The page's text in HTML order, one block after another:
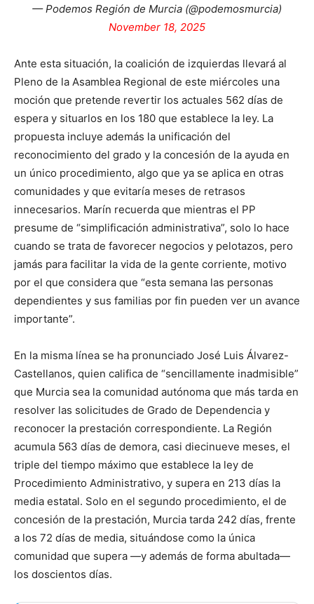
— Podemos Región de Murcia (@podemosmurcia)
November 18, 2025
Ante esta situación, la coalición de izquierdas llevará al
Pleno de la Asamblea Regional de este miércoles una
moción que pretende revertir los actuales 562 días de
espera y situarlos en los 180 que establece la ley. La
propuesta incluye además la unificación del
reconocimiento del grado y la concesión de la ayuda en
un único procedimiento, algo que ya se aplica en otras
comunidades y que evitaría meses de retrasos
innecesarios. Marín recuerda que mientras el PP
presume de “simplificación administrativa”, solo lo hace
cuando se trata de favorecer negocios y pelotazos, pero
jamás para facilitar la vida de la gente corriente, motivo
por el que considera que “esta semana las personas
dependientes y sus familias por fin pueden ver un avance
importante”.
En la misma línea se ha pronunciado José Luis Álvarez-
Castellanos, quien califica de “sencillamente inadmisible”
que Murcia sea la comunidad autónoma que más tarda en
resolver las solicitudes de Grado de Dependencia y
reconocer la prestación correspondiente. La Región
acumula 563 días de demora, casi diecinueve meses, el
triple del tiempo máximo que establece la ley de
Procedimiento Administrativo, y supera en 213 días la
media estatal. Solo en el segundo procedimiento, el de
concesión de la prestación, Murcia tarda 242 días, frente
a los 72 días de media, situándose como la única
comunidad que supera —y además de forma abultada—
los doscientos días.